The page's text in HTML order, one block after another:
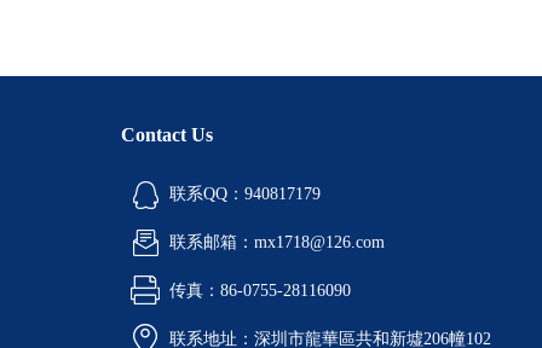
Contact Us
联系QQ：940817179
联系邮箱：mx1718@126.com
传真：86-0755-28116090
联系地址：深圳市龍華區共和新墟206幢102